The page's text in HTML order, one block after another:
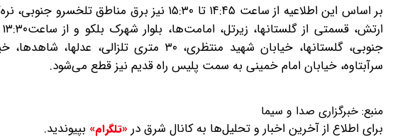
بر اساس این اطلاعیه از ساعت ۱۴:۴۵ تا ۱۵:۳۰ نیز
جنوبی، گلستانها، خیابان شهید منتظری، ۳۰
سرآبتاوه، خیابان امام خمینی به سمت پلیس راه قدیم نیز قطع می‌شود.
منبع: خبرگزاری صدا و سیما
برای اطلاع از آخرین اخبار و تحلیل‌ها به کانال شرق در «تلگرام» بپیوندید.